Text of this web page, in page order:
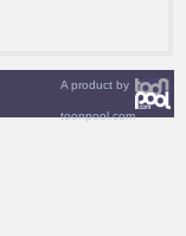
A product by
toonpool.com